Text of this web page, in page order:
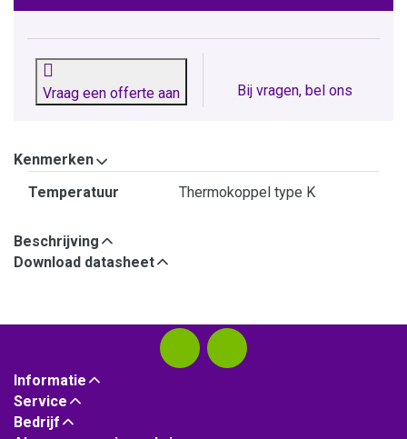
Vraag een offerte aan Bij vragen, bel ons
Kenmerken
Temperatuur Thermokoppel type K
Beschrijving
Download datasheet
Informatie
Service
Bedrijf